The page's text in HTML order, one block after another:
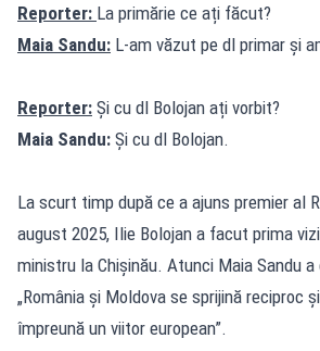
Reporter: La primărie ce ați făcut?
Maia Sandu: L-am văzut pe dl primar și
Reporter: Și cu dl Bolojan ați vorbit?
Maia Sandu: Și cu dl Bolojan.
La scurt timp după ce a ajuns premier al
august 2025, Ilie Bolojan a facut prima
ministru la Chișinău. Atunci Maia Sandu
„România și Moldova se sprijină reciproc
împreună un viitor european”.